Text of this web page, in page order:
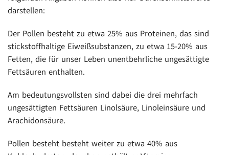
darstellen:
Der Pollen besteht zu etwa 25% aus Proteinen, das sind
stickstoffhaltige Eiweißsubstanzen, zu etwa 15-20% aus
Fetten, die für unser Leben unentbehrliche ungesättigte
Fettsäuren enthalten.
Am bedeutungsvollsten sind dabei die drei mehrfach
ungesättigten Fettsäuren Linolsäure, Linoleinsäure und
Arachidonsäure.
Pollen besteht besteht weiter zu etwa 40% aus